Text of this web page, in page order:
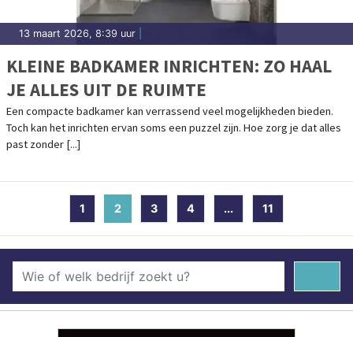
13 maart 2026, 8:39 uur
KLEINE BADKAMER INRICHTEN: ZO HAAL
JE ALLES UIT DE RUIMTE
Een compacte badkamer kan verrassend veel mogelijkheden bieden.
Toch kan het inrichten ervan soms een puzzel zijn. Hoe zorg je dat alles
past zonder [...]
1 2 (current)
3 4 ... 11